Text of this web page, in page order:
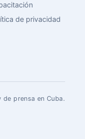
de privacidad
prensa en Cuba.